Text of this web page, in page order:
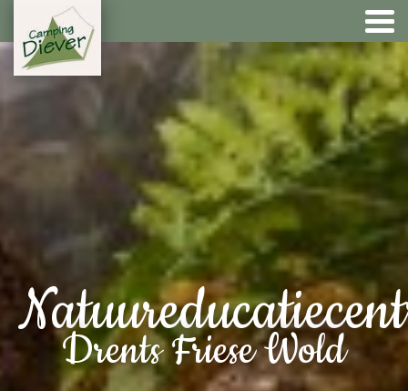
Drents Friese Wold